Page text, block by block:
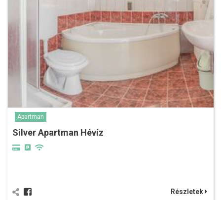
Apartman
Silver Apartman Hévíz
Részletek